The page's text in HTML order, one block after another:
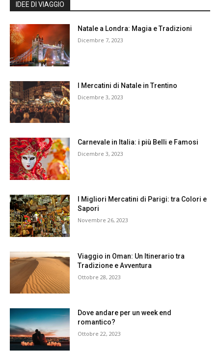
IDEE DI VIAGGIO
Natale a Londra: Magia e Tradizioni
Dicembre 7, 2023
I Mercatini di Natale in Trentino
Dicembre 3, 2023
Carnevale in Italia: i più Belli e Famosi
Dicembre 3, 2023
I Migliori Mercatini di Parigi: tra Colori e
Sapori
Novembre 26, 2023
Viaggio in Oman: Un Itinerario tra
Tradizione e Avventura
Ottobre 28, 2023
Dove andare per un week end
romantico?
Ottobre 22, 2023